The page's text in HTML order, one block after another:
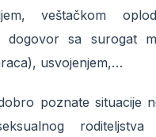
veštačkom
dogovor sa surogat
usvojenjem,…
poznate situacije